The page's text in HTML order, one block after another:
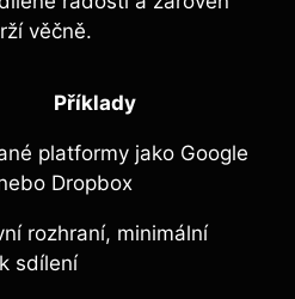
věčně.
Příklady
platformy jako Google
Dropbox
rozhraní,​ minimální
⁢sdílení